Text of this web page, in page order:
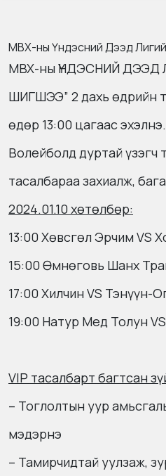
МВХ-ны Үндэсний Дээд
МВХ-ны ҮНДЭСНИЙ ДЭЭД
ШИГШЭЭ” 2 дахь өдрийн
өдөр 13:00 цагаас эхэлнэ.
Волейболд дуртай үзэгч
тасалбараа захиалж,
2024.01.10 хөтөлбөр:
13:00 Хөвсгөл Эрчим VS
15:00 Өмнөговь Шанх
17:00 Хилчин VS Тэнүүн-
19:00 Натур Мед Толун
VIP тасалбарт багтсан
– Тоглолтын уур
мэдэрнэ
– Тамирчидтай уулзаж,